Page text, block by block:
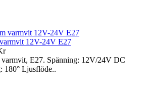
12V-24V E27
E27. Spänning: 12V/24V DC
180° Ljusflöde..